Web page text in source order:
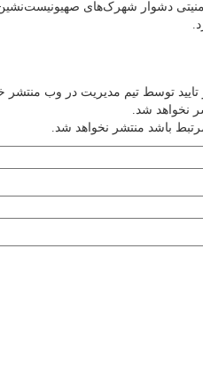
دشوار شهرک‌های
توسط تیم مدیریت در وب منتشر
نخواهد شد.
باشد منتشر نخواهد شد.